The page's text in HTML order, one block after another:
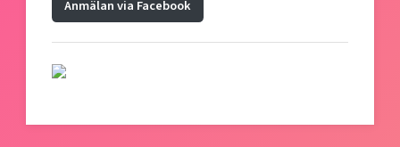
Reach out to us
Locations
Anmälan via Facebook